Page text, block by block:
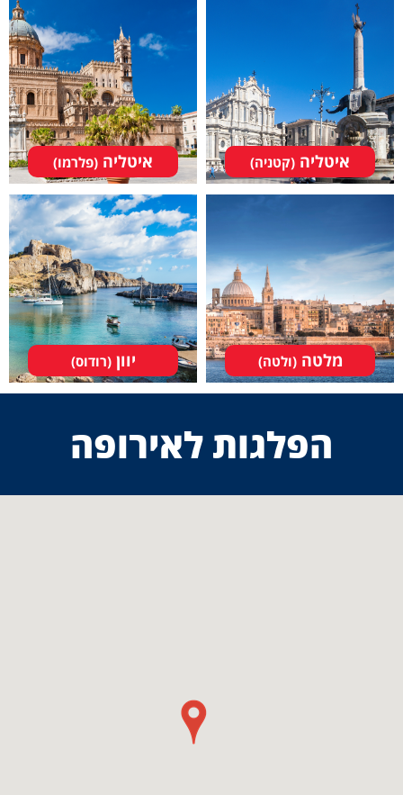
איטליה (קטניה) איטליה (פלרמו)
מלטה(ולטה) יוון(רודוס)
הפלגות לאירופה